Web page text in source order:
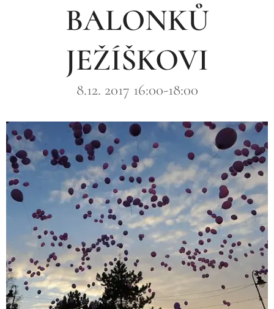
BALONKŮ
JEŽÍŠKOVI
8.12. 2017 16:00-18:00